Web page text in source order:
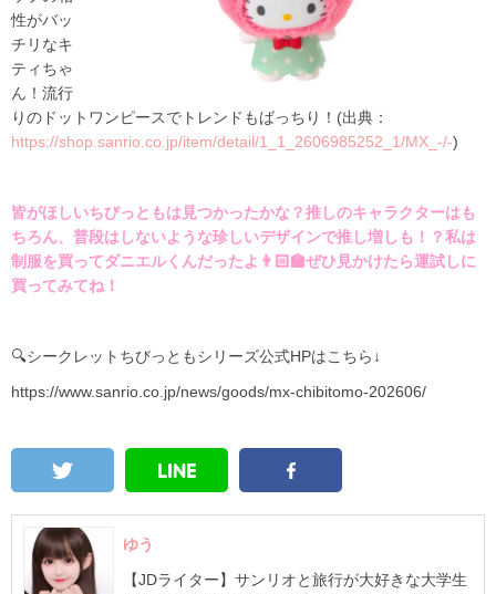
性がバッ
チリなキ
ティちゃ
ん！流行
りのドットワンピースでトレンドもばっちり！(出典：
https://shop.sanrio.co.jp/item/detail/1_1_2606985252_1/MX_-/-)
皆がほしいちびっともは見つかったかな？推しのキャラクターはも
ちろん、普段はしないような珍しいデザインで推し増しも！？私は
制服を買ってダニエルくんだったよ👨🏻‍🏫ぜひ見かけたら運試しに
買ってみてね！
🔍シークレットちびっともシリーズ公式HPはこちら↓
https://www.sanrio.co.jp/news/goods/mx-chibitomo-202606/
ゆう
【JDライター】サンリオと旅行が大好きな大学生